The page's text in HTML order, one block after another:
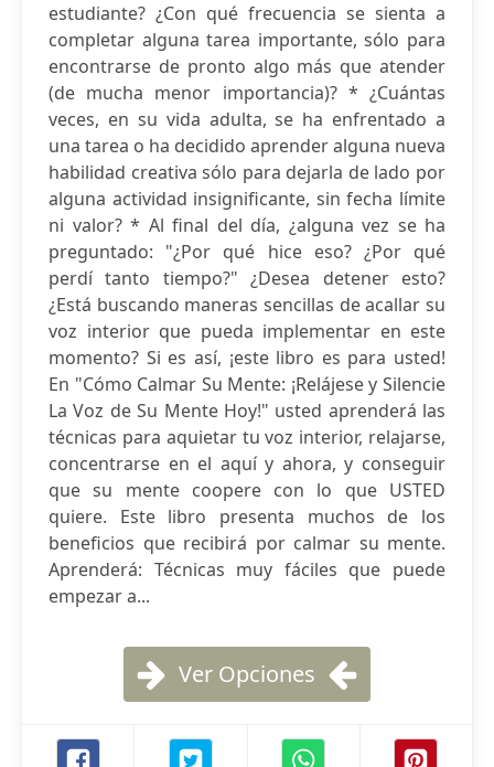
estudiante? ¿Con qué frecuencia se sienta a
completar alguna tarea importante, sólo para
encontrarse de pronto algo más que atender
(de mucha menor importancia)? * ¿Cuántas
veces, en su vida adulta, se ha enfrentado a
una tarea o ha decidido aprender alguna nueva
habilidad creativa sólo para dejarla de lado por
alguna actividad insignificante, sin fecha límite
ni valor? * Al final del día, ¿alguna vez se ha
preguntado: "¿Por qué hice eso? ¿Por qué
perdí tanto tiempo?" ¿Desea detener esto?
¿Está buscando maneras sencillas de acallar su
voz interior que pueda implementar en este
momento? Si es así, ¡este libro es para usted!
En "Cómo Calmar Su Mente: ¡Relájese y Silencie
La Voz de Su Mente Hoy!" usted aprenderá las
técnicas para aquietar tu voz interior, relajarse,
concentrarse en el aquí y ahora, y conseguir
que su mente coopere con lo que USTED
quiere. Este libro presenta muchos de los
beneficios que recibirá por calmar su mente.
Aprenderá: Técnicas muy fáciles que puede
empezar a...
Ver Opciones